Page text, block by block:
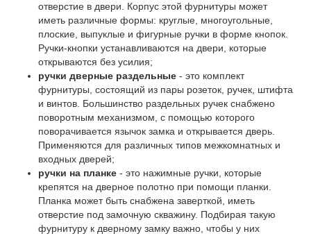
отверстие в двери. Корпус этой фурнитуры может
иметь различные формы: круглые, многоугольные,
плоские, выпуклые и фигурные ручки в форме кнопок.
Ручки-кнопки устанавливаются на двери, которые
открываются без усилия;
ручки дверные раздельные - это комплект
фурнитуры, состоящий из пары розеток, ручек, штифта
и винтов. Большинство раздельных ручек снабжено
поворотным механизмом, с помощью которого
поворачивается язычок замка и открывается дверь.
Применяются для различных типов межкомнатных и
входных дверей;
ручки на планке - это нажимные ручки, которые
крепятся на дверное полотно при помощи планки.
Планка может быть снабжена заверткой, иметь
отверстие под замочную скважину. Подбирая такую
фурнитуру к дверному замку важно, чтобы у них